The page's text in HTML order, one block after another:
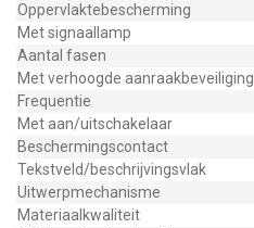
Oppervlaktebescherming
Met signaallamp
Aantal fasen
Met verhoogde aanraakbeveiliging
Frequentie
Met aan/uitschakelaar
Beschermingscontact
Tekstveld/beschrijvingsvlak
Uitwerpmechanisme
Materiaalkwaliteit